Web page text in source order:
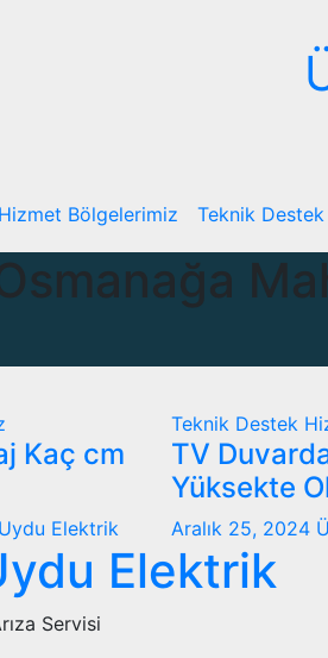
Hizmet Bölgelerimiz Teknik
Kaç cm
Elektrik
Teknik Destek
TV
Yüksekte
Aralık 25, 2024
Elektrik
Servisi